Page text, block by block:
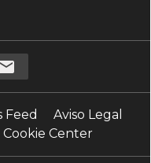
Feed
Aviso Legal
Cookie Center